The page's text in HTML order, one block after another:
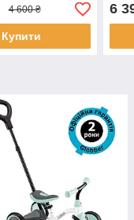
4 600 ₴
Купити
6